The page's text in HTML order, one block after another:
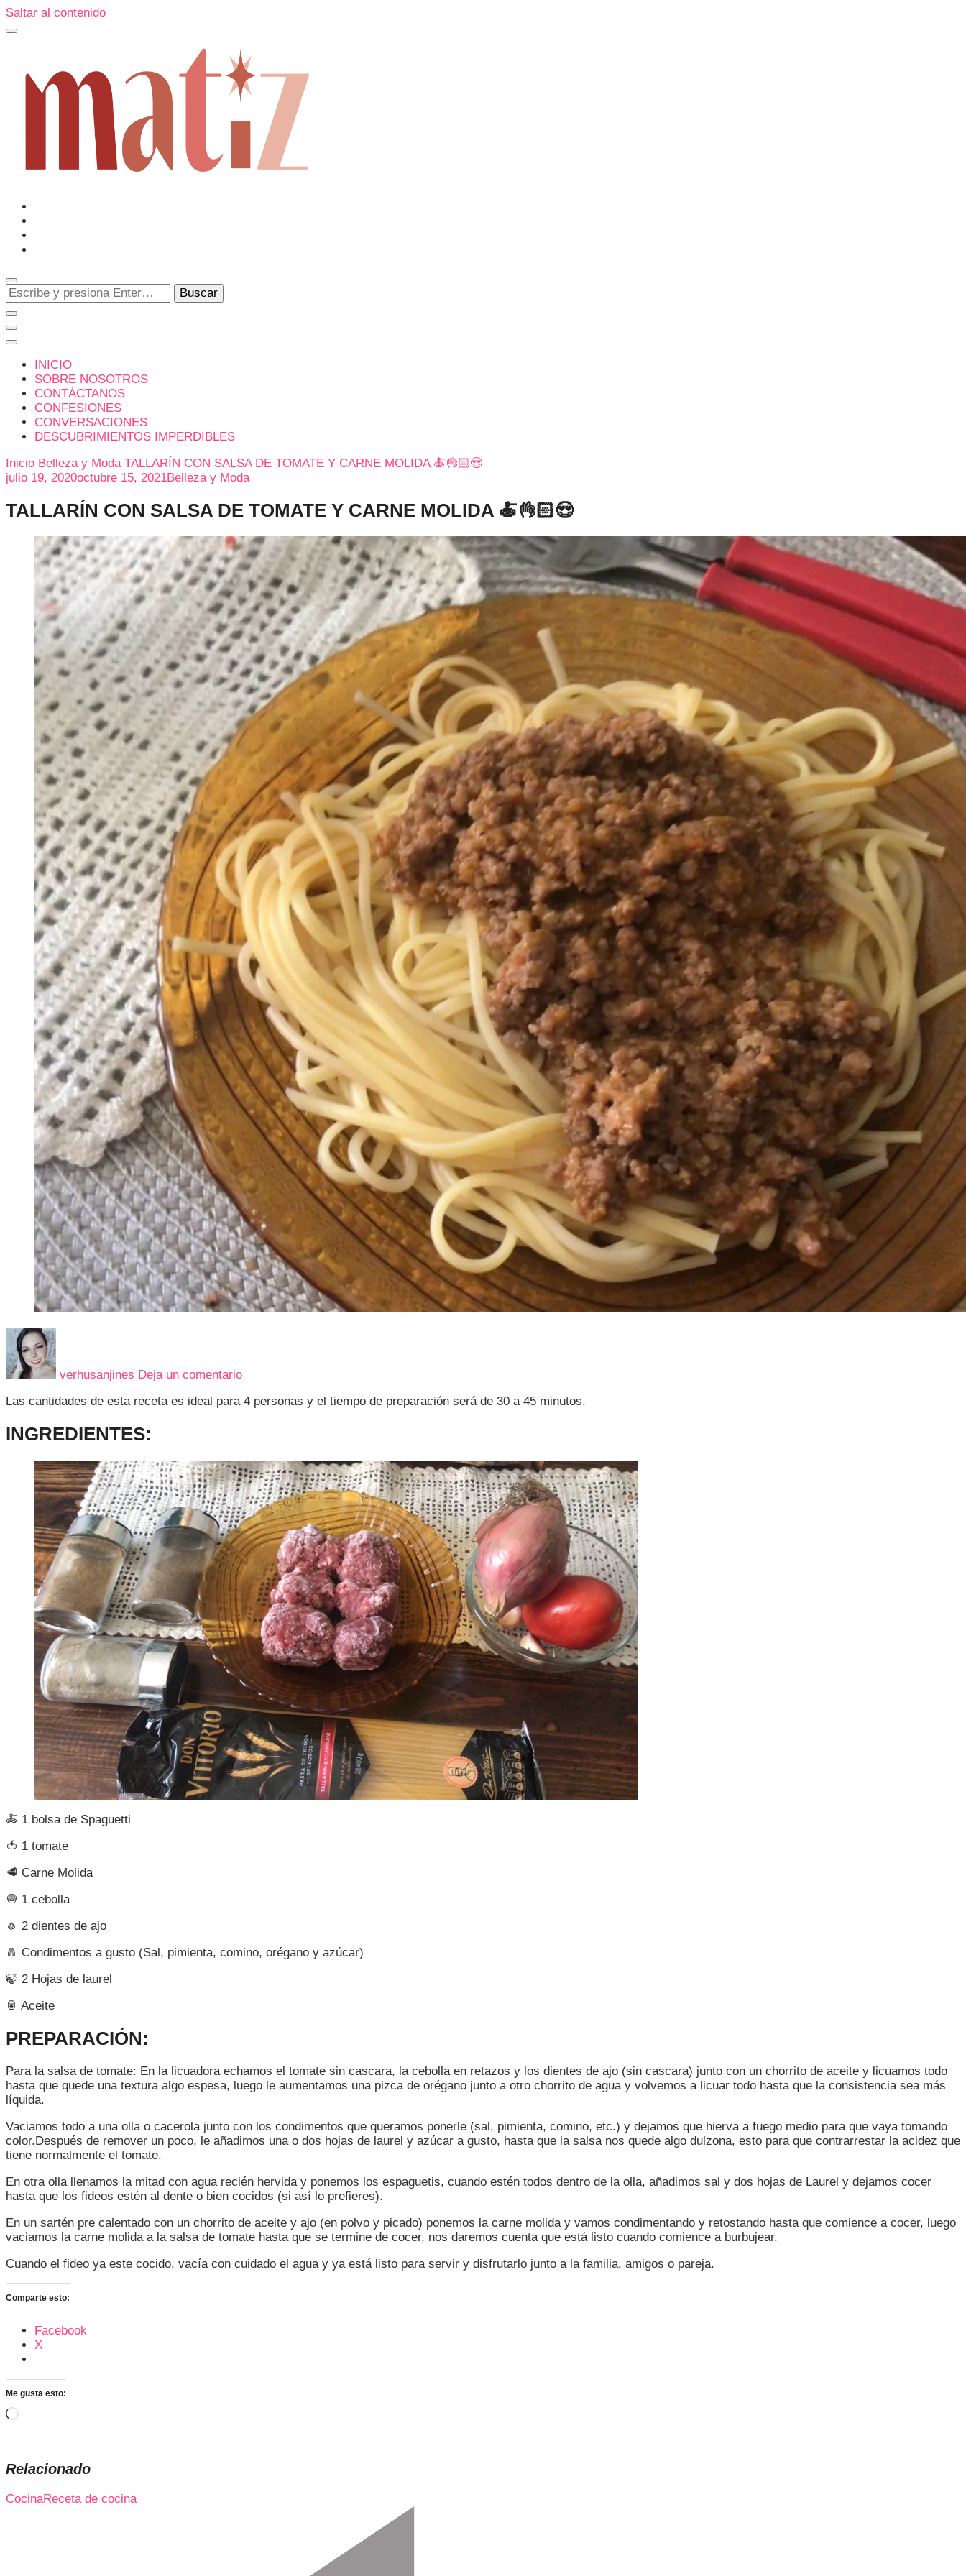
Saltar al contenido
Matiz
Un espacio editorial donde pongo en palabras aquello que muchos sentimos y pocos sabemos cómo explicar y donde también compartiré contigo las cosas que me conmueven,
me sorprenden o creo que merecen ser descubiertas.
¿Buscas
algo?
INICIO
SOBRE NOSOTROS
CONTÁCTANOS
CONFESIONES
CONVERSACIONES
DESCUBRIMIENTOS IMPERDIBLES
Inicio Belleza y Moda TALLARÍN CON SALSA DE TOMATE Y CARNE MOLIDA 🍝👌🏻😍
julio 19, 2020octubre 15, 2021Belleza y Moda
TALLARÍN CON SALSA DE TOMATE Y CARNE MOLIDA 🍝👌🏻😍
verhusanjines Deja un comentarioSALSA
TOMATE
🍝
👌🏻
😍
Las cantidades de esta receta es ideal para 4 personas y el tiempo de preparación será de 30 a 45 minutos.
INGREDIENTES:
🍝 1 bolsa de Spaguetti
🍅 1 tomate
🥩 Carne Molida
🧅 1 cebolla
🧄 2 dientes de ajo
🧂 Condimentos a gusto (Sal, pimienta, comino, orégano y azúcar)
🍃 2 Hojas de laurel
🥫 Aceite
PREPARACIÓN:
Para la salsa de tomate: En la licuadora echamos el tomate sin cascara, la cebolla en retazos y los dientes de ajo (sin cascara) junto con un chorrito de aceite y licuamos todo
hasta que quede una textura algo espesa, luego le aumentamos una pizca de orégano junto a otro chorrito de agua y volvemos a licuar todo hasta que la consistencia sea más
líquida.
Vaciamos todo a una olla o cacerola junto con los condimentos que queramos ponerle (sal, pimienta, comino, etc.) y dejamos que hierva a fuego medio para que vaya tomando
color.Después de remover un poco, le añadimos una o dos hojas de laurel y azúcar a gusto, hasta que la salsa nos quede algo dulzona, esto para que contrarrestar la acidez que
tiene normalmente el tomate.
En otra olla llenamos la mitad con agua recién hervida y ponemos los espaguetis, cuando estén todos dentro de la olla, añadimos sal y dos hojas de Laurel y dejamos cocer
hasta que los fideos estén al dente o bien cocidos (si así lo prefieres).
En un sartén pre calentado con un chorrito de aceite y ajo (en polvo y picado) ponemos la carne molida y vamos condimentando y retostando hasta que comience a cocer, luego
vaciamos la carne molida a la salsa de tomate hasta que se termine de cocer, nos daremos cuenta que está listo cuando comience a burbujear.
Cuando el fideo ya este cocido, vacía con cuidado el agua y ya está listo para servir y disfrutarlo junto a la familia, amigos o pareja.
Comparte esto:
Facebook
X
Me gusta esto:
Cargando...
Relacionado
CocinaReceta de cocina